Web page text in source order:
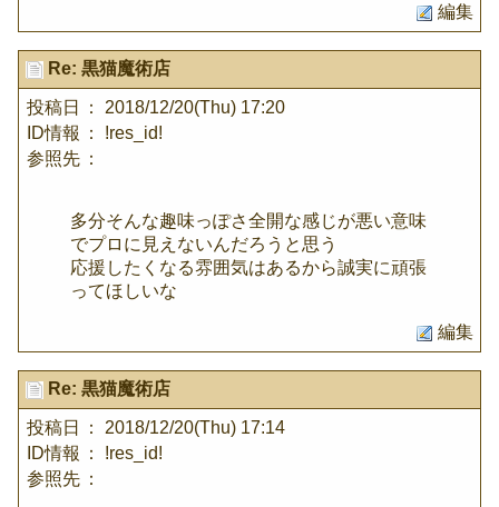
編集
Re: 黒猫魔術店
投稿日
： 2018/12/20(Thu) 17:20
ID情報
： !res_id!
参照先 ：
多分そんな趣味っぽさ全開な感じが悪い意味
でプロに見えないんだろうと思う
応援したくなる雰囲気はあるから誠実に頑張
ってほしいな
編集
Re: 黒猫魔術店
投稿日
： 2018/12/20(Thu) 17:14
ID情報
： !res_id!
参照先 ：